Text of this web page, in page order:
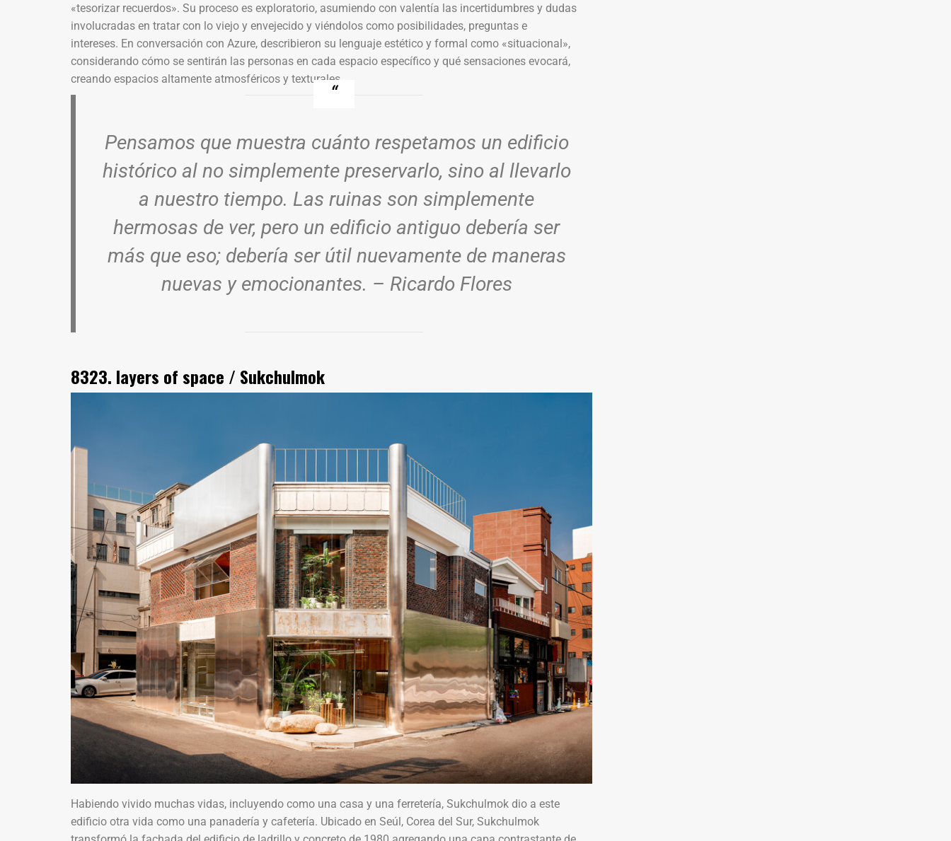
«tesorizar recuerdos». Su proceso es exploratorio, asumiendo con valentía las incertidumbres y dudas
involucradas en tratar con lo viejo y envejecido y viéndolos como posibilidades, preguntas e
intereses. En conversación con Azure, describieron su lenguaje estético y formal como «situacional»,
considerando cómo se sentirán las personas en cada espacio específico y qué sensaciones evocará,
creando espacios altamente atmosféricos y texturales.
Pensamos que muestra cuánto respetamos un edificio
histórico al no simplemente preservarlo, sino al llevarlo
a nuestro tiempo. Las ruinas son simplemente
hermosas de ver, pero un edificio antiguo debería ser
más que eso; debería ser útil nuevamente de maneras
nuevas y emocionantes. – Ricardo Flores
8323. layers of space / Sukchulmok
Habiendo vivido muchas vidas, incluyendo como una casa y una ferretería, Sukchulmok dio a este
edificio otra vida como una panadería y cafetería. Ubicado en Seúl, Corea del Sur, Sukchulmok